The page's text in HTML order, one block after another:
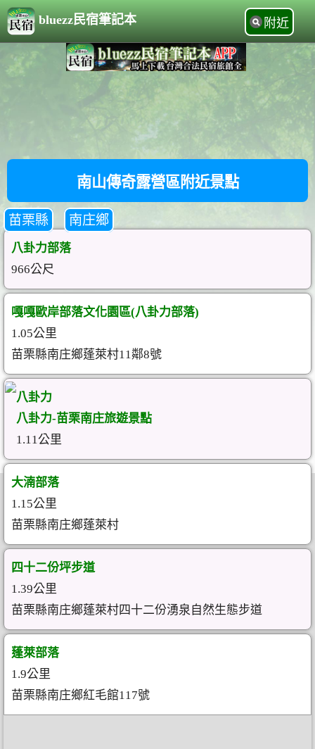
bluezz民宿筆記本 附近
南山傳奇露營區附近景點
苗栗縣 南庄鄉
八卦力部落
966公尺
嘎嘎歐岸部落文化園區(八卦力部落)
1.05公里
苗栗縣南庄鄉蓬萊村11鄰8號
八卦力
八卦力-苗栗南庄旅遊景點
1.11公里
大湳部落
1.15公里
苗栗縣南庄鄉蓬萊村
四十二份坪步道
1.39公里
苗栗縣南庄鄉蓬萊村四十二份湧泉自然生態步道
蓬萊部落
1.9公里
苗栗縣南庄鄉紅毛館117號